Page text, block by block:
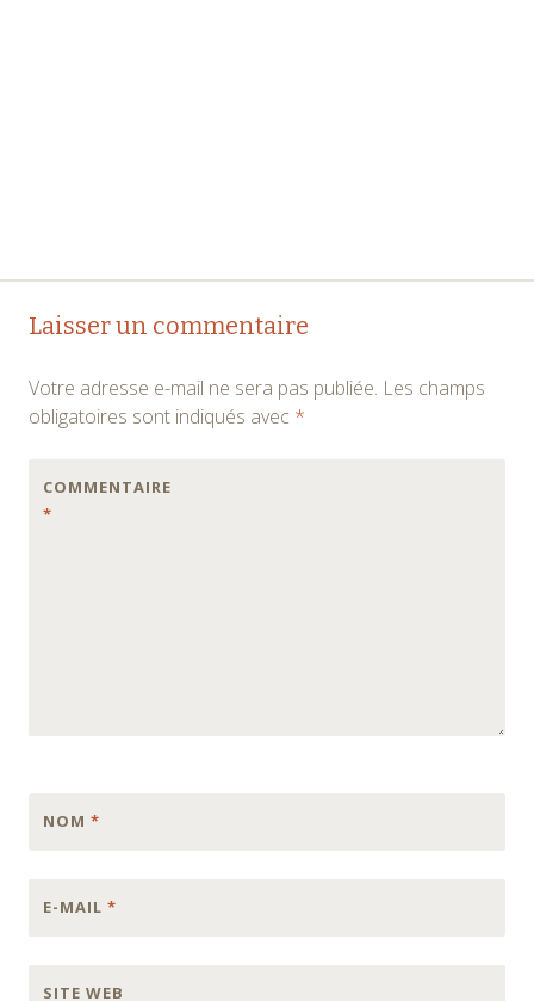
Navigation
articles
Laisser un commentaire
Votre adresse e-mail ne sera pas publiée. Les champs
obligatoires sont indiqués avec *
COMMENTAIRE
*
NOM *
E-MAIL *
SITE WEB